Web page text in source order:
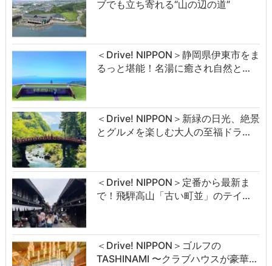
ブでも立ち寄れる“山の辺の道”
＜Drive! NIPPON＞静岡県伊東市をま
るっと堪能！名湯に癒され自然と…
＜Drive! NIPPON＞新緑の日光、絶景
とグルメを楽しむ大人の至福ドラ…
＜Drive! NIPPON＞定番から最新ま
で！飛騨高山「古い町並」のテイ…
＜Drive! NIPPON＞ゴルフの
TASHINAMI 〜クラブハウスが豪華…